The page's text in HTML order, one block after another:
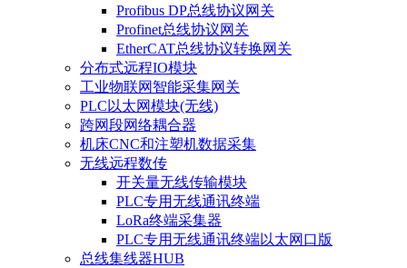
Profibus DP总线协议网关
Profinet总线协议网关
EtherCAT总线协议转换网关
分布式远程IO模块
工业物联网智能采集网关
PLC以太网模块(无线)
跨网段网络耦合器
机床CNC和注塑机数据采集
无线远程数传
开关量无线传输模块
PLC专用无线通讯终端
LoRa终端采集器
PLC专用无线通讯终端以太网口版
总线集线器HUB